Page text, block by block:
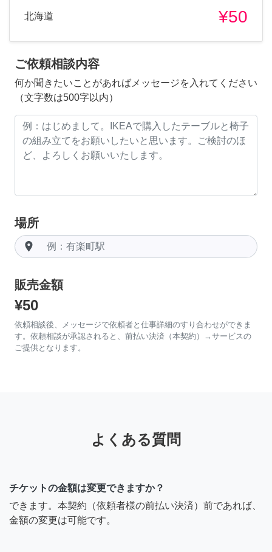
北海道 ¥50
ご依頼相談内容
何か聞きたいことがあればメッセージを入れてください
（文字数は500字以内）
場所
room
販売金額
¥50
依頼相談後、メッセージで依頼者と仕事詳細のすり合わせができま
す。依頼相談が承認されると、前払い決済（本契約）→サービスの
ご提供となります。
よくある質問
チケットの金額は変更できますか？
できます。本契約（依頼者様の前払い決済）前であれば、
金額の変更は可能です。